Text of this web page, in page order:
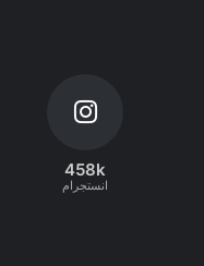
458k
انستجرام